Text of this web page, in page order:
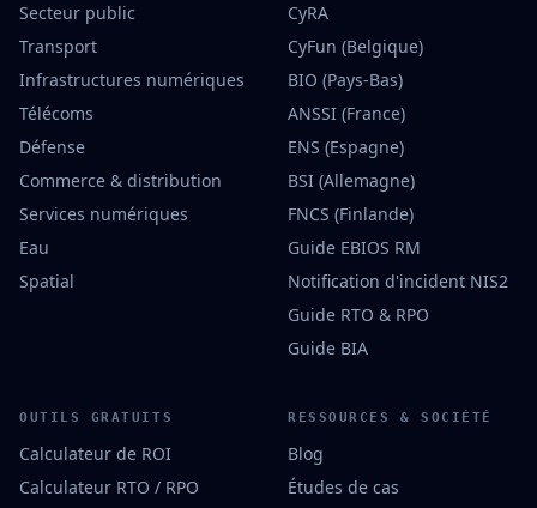
Secteur public
Transport
Infrastructures numériques
Télécoms
Défense
Commerce & distribution
Services numériques
Eau
Spatial
CyRA
CyFun (Belgique)
BIO (Pays-Bas)
ANSSI (France)
ENS (Espagne)
BSI (Allemagne)
FNCS (Finlande)
Guide EBIOS RM
Notification d'incident NIS2
Guide RTO & RPO
Guide BIA
OUTILS GRATUITS
Calculateur de ROI
Calculateur RTO / RPO
RESSOURCES & SOCIÉTÉ
Blog
Études de cas